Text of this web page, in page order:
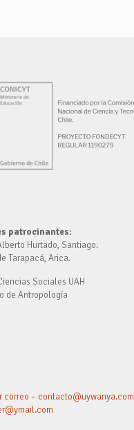
patrocinantes:
Hurtado, Santiago.
Tarapacá, Arica.
Sociales UAH
de Antropología
correo – contacto@uywanya.com